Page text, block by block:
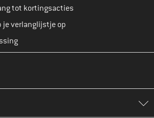
tot kortingsacties
je verlanglijstje op